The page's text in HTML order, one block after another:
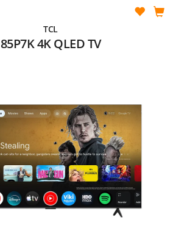
TCL
85P7K 4K QLED TV